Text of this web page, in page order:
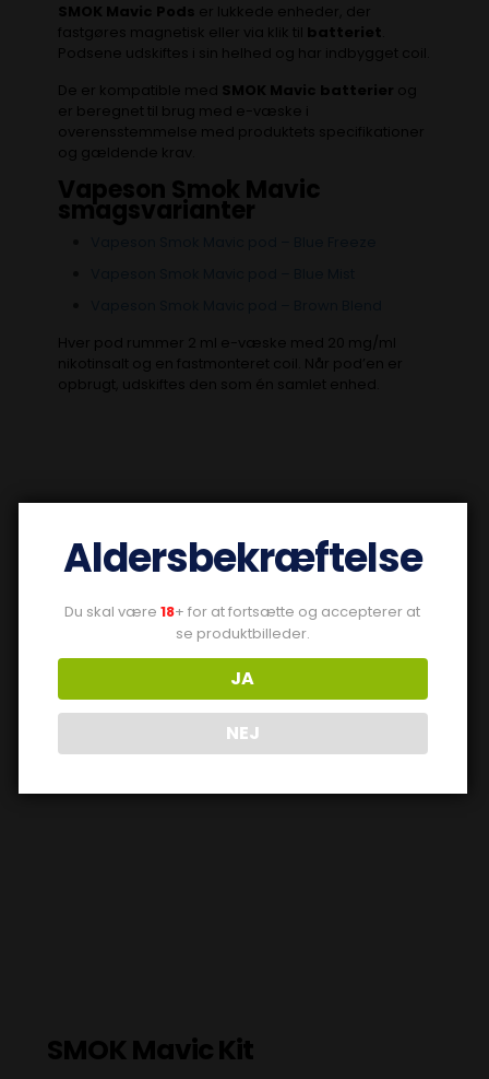
SMOK Mavic Pods er lukkede enheder, der
fastgøres magnetisk eller via klik til batteriet
Podsene udskiftes i sin helhed og har indbygget coil.
De er kompatible med SMOK Mavic batterier og
er beregnet til brug med e-væske i
overensstemmelse med produktets specifikationer
og gældende krav.
Vapeson Smok Mavic
smagsvarianter
Hver pod rummer 2 ml e-væske med 20 mg/ml
nikotinsalt og en fastmonteret coil. Når pod’en er
opbrugt, udskiftes den som én samlet enhed.
SMOK Mavic Kit
Aldersbekræftelse
Du skal være18+ for at fortsætte og accepterer at
se produktbilleder.
JA
NEJ